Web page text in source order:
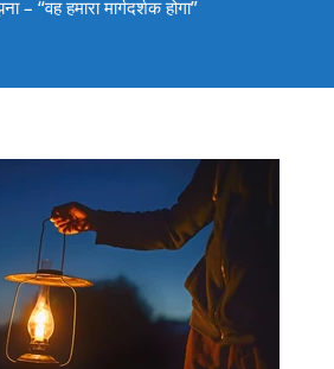
“वह हमारा मार्गदर्शक होगा”